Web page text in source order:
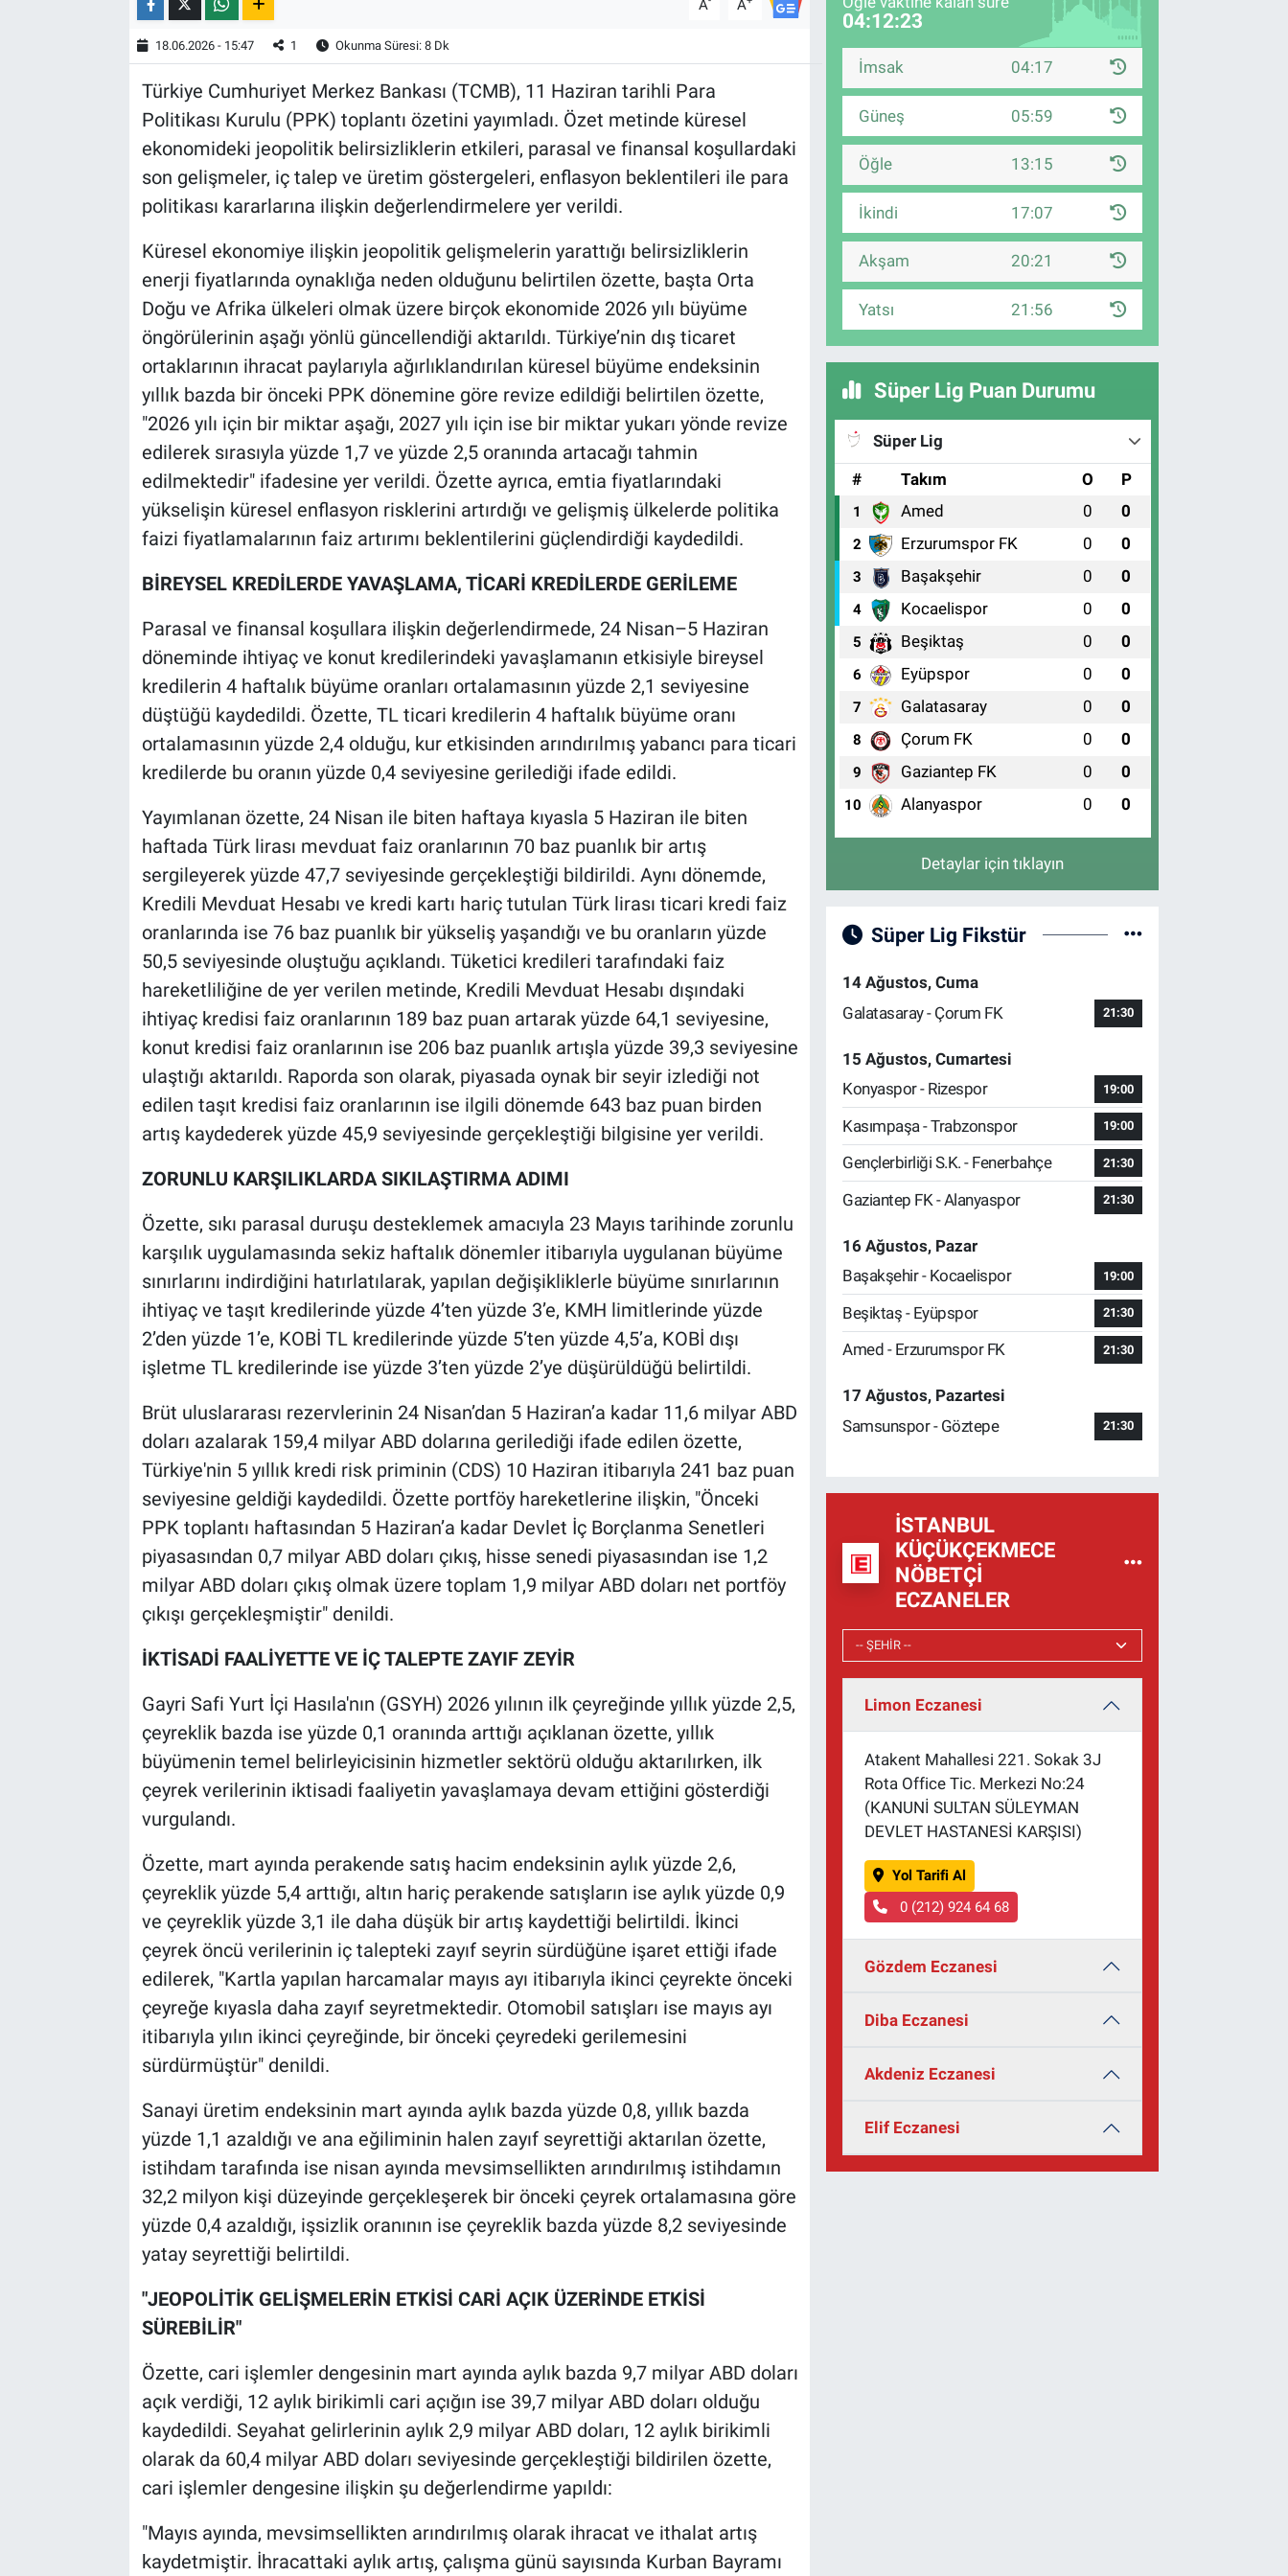
A A
18.06.2026 - 15:47 1 Okunma Süresi: 8 Dk
Türkiye Cumhuriyet Merkez Bankası (TCMB), 11 Haziran tarihli Para
Politikası Kurulu (PPK) toplantı özetini yayımladı. Özet metinde küresel
ekonomideki jeopolitik belirsizliklerin etkileri, parasal ve finansal koşullardaki
son gelişmeler, iç talep ve üretim göstergeleri, enflasyon beklentileri ile para
politikası kararlarına ilişkin değerlendirmelere yer verildi.
Küresel ekonomiye ilişkin jeopolitik gelişmelerin yarattığı belirsizliklerin
enerji fiyatlarında oynaklığa neden olduğunu belirtilen özette, başta Orta
Doğu ve Afrika ülkeleri olmak üzere birçok ekonomide 2026 yılı büyüme
öngörülerinin aşağı yönlü güncellendiği aktarıldı. Türkiye’nin dış ticaret
ortaklarının ihracat paylarıyla ağırlıklandırılan küresel büyüme endeksinin
yıllık bazda bir önceki PPK dönemine göre revize edildiği belirtilen özette,
"2026 yılı için bir miktar aşağı, 2027 yılı için ise bir miktar yukarı yönde revize
edilerek sırasıyla yüzde 1,7 ve yüzde 2,5 oranında artacağı tahmin
edilmektedir" ifadesine yer verildi. Özette ayrıca, emtia fiyatlarındaki
yükselişin küresel enflasyon risklerini artırdığı ve gelişmiş ülkelerde politika
faizi fiyatlamalarının faiz artırımı beklentilerini güçlendirdiği kaydedildi.
BİREYSEL KREDİLERDE YAVAŞLAMA, TİCARİ KREDİLERDE GERİLEME
Parasal ve finansal koşullara ilişkin değerlendirmede, 24 Nisan–5 Haziran
döneminde ihtiyaç ve konut kredilerindeki yavaşlamanın etkisiyle bireysel
kredilerin 4 haftalık büyüme oranları ortalamasının yüzde 2,1 seviyesine
düştüğü kaydedildi. Özette, TL ticari kredilerin 4 haftalık büyüme oranı
ortalamasının yüzde 2,4 olduğu, kur etkisinden arındırılmış yabancı para ticari
kredilerde bu oranın yüzde 0,4 seviyesine gerilediği ifade edildi.
Yayımlanan özette, 24 Nisan ile biten haftaya kıyasla 5 Haziran ile biten
haftada Türk lirası mevduat faiz oranlarının 70 baz puanlık bir artış
sergileyerek yüzde 47,7 seviyesinde gerçekleştiği bildirildi. Aynı dönemde,
Kredili Mevduat Hesabı ve kredi kartı hariç tutulan Türk lirası ticari kredi faiz
oranlarında ise 76 baz puanlık bir yükseliş yaşandığı ve bu oranların yüzde
50,5 seviyesinde oluştuğu açıklandı. Tüketici kredileri tarafındaki faiz
hareketliliğine de yer verilen metinde, Kredili Mevduat Hesabı dışındaki
ihtiyaç kredisi faiz oranlarının 189 baz puan artarak yüzde 64,1 seviyesine,
konut kredisi faiz oranlarının ise 206 baz puanlık artışla yüzde 39,3 seviyesine
ulaştığı aktarıldı. Raporda son olarak, piyasada oynak bir seyir izlediği not
edilen taşıt kredisi faiz oranlarının ise ilgili dönemde 643 baz puan birden
artış kaydederek yüzde 45,9 seviyesinde gerçekleştiği bilgisine yer verildi.
ZORUNLU KARŞILIKLARDA SIKILAŞTIRMA ADIMI
Özette, sıkı parasal duruşu desteklemek amacıyla 23 Mayıs tarihinde zorunlu
karşılık uygulamasında sekiz haftalık dönemler itibarıyla uygulanan büyüme
sınırlarını indirdiğini hatırlatılarak, yapılan değişikliklerle büyüme sınırlarının
ihtiyaç ve taşıt kredilerinde yüzde 4’ten yüzde 3’e, KMH limitlerinde yüzde
2’den yüzde 1’e, KOBİ TL kredilerinde yüzde 5’ten yüzde 4,5’a, KOBİ dışı
işletme TL kredilerinde ise yüzde 3’ten yüzde 2’ye düşürüldüğü belirtildi.
Brüt uluslararası rezervlerinin 24 Nisan’dan 5 Haziran’a kadar 11,6 milyar ABD
doları azalarak 159,4 milyar ABD dolarına gerilediği ifade edilen özette,
Türkiye'nin 5 yıllık kredi risk priminin (CDS) 10 Haziran itibarıyla 241 baz puan
seviyesine geldiği kaydedildi. Özette portföy hareketlerine ilişkin, "Önceki
PPK toplantı haftasından 5 Haziran’a kadar Devlet İç Borçlanma Senetleri
piyasasından 0,7 milyar ABD doları çıkış, hisse senedi piyasasından ise 1,2
milyar ABD doları çıkış olmak üzere toplam 1,9 milyar ABD doları net portföy
çıkışı gerçekleşmiştir" denildi.
İKTİSADİ FAALİYETTE VE İÇ TALEPTE ZAYIF ZEYİR
Gayri Safi Yurt İçi Hasıla'nın (GSYH) 2026 yılının ilk çeyreğinde yıllık yüzde 2,5,
çeyreklik bazda ise yüzde 0,1 oranında arttığı açıklanan özette, yıllık
büyümenin temel belirleyicisinin hizmetler sektörü olduğu aktarılırken, ilk
çeyrek verilerinin iktisadi faaliyetin yavaşlamaya devam ettiğini gösterdiği
vurgulandı.
Özette, mart ayında perakende satış hacim endeksinin aylık yüzde 2,6,
çeyreklik yüzde 5,4 arttığı, altın hariç perakende satışların ise aylık yüzde 0,9
ve çeyreklik yüzde 3,1 ile daha düşük bir artış kaydettiği belirtildi. İkinci
çeyrek öncü verilerinin iç talepteki zayıf seyrin sürdüğüne işaret ettiği ifade
edilerek, "Kartla yapılan harcamalar mayıs ayı itibarıyla ikinci çeyrekte önceki
çeyreğe kıyasla daha zayıf seyretmektedir. Otomobil satışları ise mayıs ayı
itibarıyla yılın ikinci çeyreğinde, bir önceki çeyredeki gerilemesini
sürdürmüştür" denildi.
Sanayi üretim endeksinin mart ayında aylık bazda yüzde 0,8, yıllık bazda
yüzde 1,1 azaldığı ve ana eğiliminin halen zayıf seyrettiği aktarılan özette,
istihdam tarafında ise nisan ayında mevsimsellikten arındırılmış istihdamın
32,2 milyon kişi düzeyinde gerçekleşerek bir önceki çeyrek ortalamasına göre
yüzde 0,4 azaldığı, işsizlik oranının ise çeyreklik bazda yüzde 8,2 seviyesinde
yatay seyrettiği belirtildi.
"JEOPOLİTİK GELİŞMELERİN ETKİSİ CARİ AÇIK ÜZERİNDE ETKİSİ
SÜREBİLİR"
Özette, cari işlemler dengesinin mart ayında aylık bazda 9,7 milyar ABD doları
açık verdiği, 12 aylık birikimli cari açığın ise 39,7 milyar ABD doları olduğu
kaydedildi. Seyahat gelirlerinin aylık 2,9 milyar ABD doları, 12 aylık birikimli
olarak da 60,4 milyar ABD doları seviyesinde gerçekleştiği bildirilen özette,
cari işlemler dengesine ilişkin şu değerlendirme yapıldı:
"Mayıs ayında, mevsimsellikten arındırılmış olarak ihracat ve ithalat artış
kaydetmiştir. İhracattaki aylık artış, çalışma günü sayısında Kurban Bayramı
04:12:22
İmsak 04:17
Güneş 05:59
Öğle 13:15
İkindi 17:07
Akşam 20:21
Yatsı 21:56
Süper Lig Puan Durumu
Süper Lig
#
Takım O P
1 Amed 0 0
2 Erzurumspor FK 0 0
3 Başakşehir 0 0
4 Kocaelispor 0 0
5 Beşiktaş 0 0
6 Eyüpspor 0 0
7 Galatasaray 0 0
8 Çorum FK 0 0
9 Gaziantep FK 0 0
10 Alanyaspor 0 0
Detaylar için tıklayın
Süper Lig Fikstür
14 Ağustos, Cuma
Galatasaray - Çorum FK
21:30
15 Ağustos, Cumartesi
Konyaspor - Rizespor
19:00
Kasımpaşa - Trabzonspor 19:00
Gençlerbirliği S.K. - Fenerbahçe 21:30
Gaziantep FK - Alanyaspor 21:30
16 Ağustos, Pazar
Başakşehir - Kocaelispor
19:00
Beşiktaş - Eyüpspor 21:30
Amed - Erzurumspor FK 21:30
17 Ağustos, Pazartesi
Samsunspor - Göztepe
21:30
İSTANBUL
KÜÇÜKÇEKMECE
NÖBETÇI
ECZANELER
Limon Eczanesi
Atakent Mahallesi 221. Sokak 3J
Rota Office Tic. Merkezi No:24
(KANUNİ SULTAN SÜLEYMAN
DEVLET HASTANESİ KARŞISI)
Yol Tarifi Al
0 (212) 924 64 68
Gözdem Eczanesi
Diba Eczanesi
Akdeniz Eczanesi
Elif Eczanesi